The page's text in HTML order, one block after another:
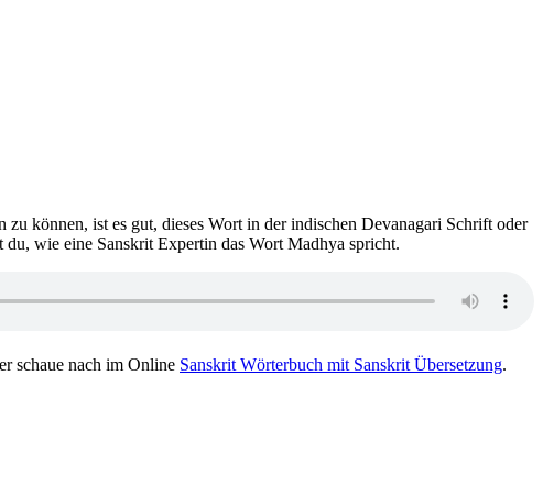
können, ist es gut, dieses Wort in der indischen Devanagari Schrift oder
wie eine Sanskrit Expertin das Wort Madhya spricht.
schaue nach im Online Sanskrit Wörterbuch mit Sanskrit Übersetzung.